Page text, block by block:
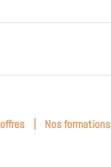
| Nos formations